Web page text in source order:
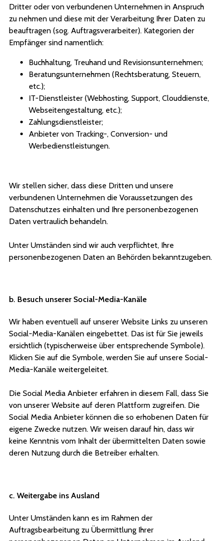
Dritter oder von verbundenen Unternehmen in Anspruch
zu nehmen und diese mit der Verarbeitung Ihrer Daten zu
beauftragen (sog. Auftragsverarbeiter). Kategorien der
Empfänger sind namentlich:
Buchhaltung, Treuhand und Revisionsunternehmen;
Beratungsunternehmen (Rechtsberatung, Steuern,
etc.);
IT-Dienstleister (Webhosting, Support, Clouddienste,
Webseitengestaltung, etc.);
Zahlungsdienstleister;
Anbieter von Tracking-, Conversion- und
Werbedienstleistungen.
Wir stellen sicher, dass diese Dritten und unsere
verbundenen Unternehmen die Voraussetzungen des
Datenschutzes einhalten und Ihre personenbezogenen
Daten vertraulich behandeln.
Unter Umständen sind wir auch verpflichtet, Ihre
personenbezogenen Daten an Behörden bekanntzugeben.
b. Besuch unserer Social-Media-Kanäle
Wir haben eventuell auf unserer Website Links zu unseren
Social-Media-Kanälen eingebettet. Das ist für Sie jeweils
ersichtlich (typischerweise über entsprechende Symbole).
Klicken Sie auf die Symbole, werden Sie auf unsere Social-
Media-Kanäle weitergeleitet.
Die Social Media Anbieter erfahren in diesem Fall, dass Sie
von unserer Website auf deren Plattform zugreifen. Die
Social Media Anbieter können die so erhobenen Daten für
eigene Zwecke nutzen. Wir weisen darauf hin, dass wir
keine Kenntnis vom Inhalt der übermittelten Daten sowie
deren Nutzung durch die Betreiber erhalten.
c. Weitergabe ins Ausland
Unter Umständen kann es im Rahmen der
Auftragsbearbeitung zu Übermittlung Ihrer